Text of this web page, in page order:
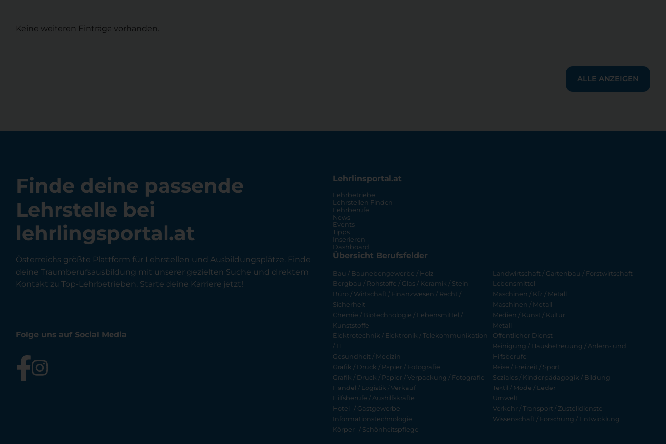
Keine weiteren Einträge vorhanden.
ALLE ANZEIGEN
Finde deine passende
Lehrstelle bei
lehrlingsportal.at
Österreichs größte Plattform für Lehrstellen und Ausbildungsplätze. Finde
deine Traumberufsausbildung mit unserer gezielten Suche und direktem
Kontakt zu Top-Lehrbetrieben. Starte deine Karriere jetzt!
Folge uns auf Social Media
Lehrlinsportal.at
Lehrbetriebe
Lehrstellen Finden
Lehrberufe
News
Events
Tipps
Inserieren
Dashboard
Übersicht Berufsfelder
Bau / Baunebengewerbe / Holz
Bergbau / Rohstoffe / Glas / Keramik / Stein
Büro / Wirtschaft / Finanzwesen / Recht /
Sicherheit
Chemie / Biotechnologie / Lebensmittel /
Kunststoffe
Elektrotechnik / Elektronik / Telekommunikation
/ IT
Gesundheit / Medizin
Grafik / Druck / Papier / Fotografie
Grafik / Druck / Papier / Verpackung / Fotografie
Handel / Logistik / Verkauf
Hilfsberufe / Aushilfskräfte
Hotel- / Gastgewerbe
Informationstechnologie
Körper- / Schönheitspflege
Landwirtschaft / Gartenbau / Forstwirtschaft
Lebensmittel
Maschinen / Kfz / Metall
Maschinen / Metall
Medien / Kunst / Kultur
Metall
Öffentlicher Dienst
Reinigung / Hausbetreuung / Anlern- und
Hilfsberufe
Reise / Freizeit / Sport
Soziales / Kinderpädagogik / Bildung
Textil / Mode / Leder
Umwelt
Verkehr / Transport / Zustelldienste
Wissenschaft / Forschung / Entwicklung